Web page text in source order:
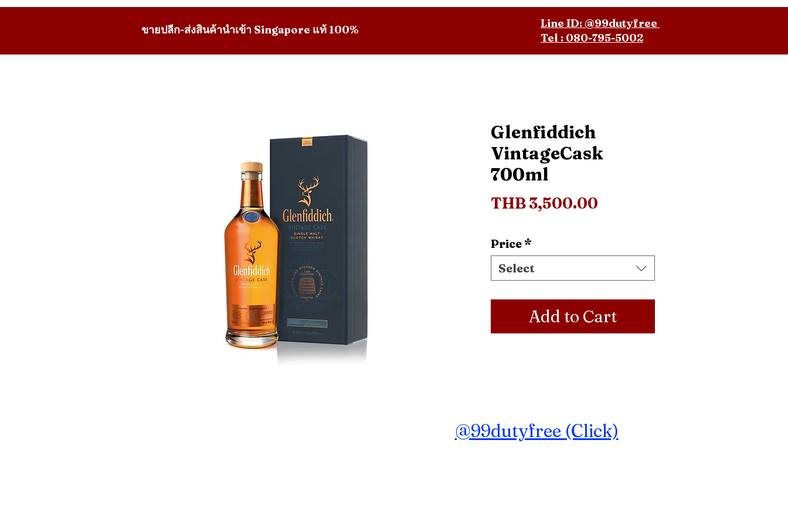
ขายปลีก-ส่งสินค้านำเข้า Singapore แท้ 100%
Line ID: @99dutyfree
Tel : 080-795-5002
Glenfiddich
VintageCask
700ml
THB 3,500.00
Price *
Select
Add to Cart
@99dutyfree (Click)